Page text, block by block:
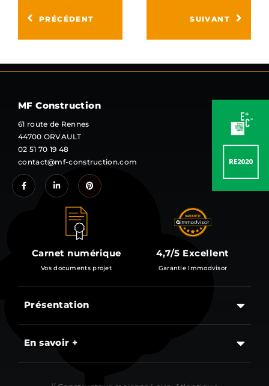
PRÉCÉDENT SUIVANT
MF Construction
61 route de Rennes
44700 ORVAULT
02 51 70 19 48
contact@mf-construction.com
Carnet numérique
Vos documents projet
4,7/5 Excellent
Garantie Immodvisor
Présentation
En savoir +